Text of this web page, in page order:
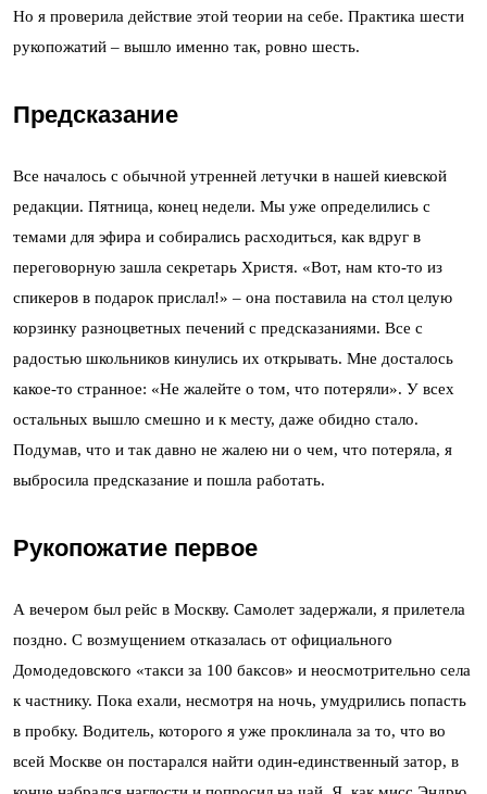
Но я проверила действие этой теории на себе. Практика шести
рукопожатий – вышло именно так, ровно шесть.
Предсказание
Все началось с обычной утренней летучки в нашей киевской
редакции. Пятница, конец недели. Мы уже определились с
темами для эфира и собирались расходиться, как вдруг в
переговорную зашла секретарь Христя. «Вот, нам кто-то из
спикеров в подарок прислал!» – она поставила на стол целую
корзинку разноцветных печений с предсказаниями. Все с
радостью школьников кинулись их открывать. Мне досталось
какое-то странное: «Не жалейте о том, что потеряли». У всех
остальных вышло смешно и к месту, даже обидно стало.
Подумав, что и так давно не жалею ни о чем, что потеряла, я
выбросила предсказание и пошла работать.
Рукопожатие первое
А вечером был рейс в Москву. Самолет задержали, я прилетела
поздно. С возмущением отказалась от официального
Домодедовского «такси за 100 баксов» и неосмотрительно села
к частнику. Пока ехали, несмотря на ночь, умудрились попасть
в пробку. Водитель, которого я уже проклинала за то, что во
всей Москве он постарался найти один-единственный затор, в